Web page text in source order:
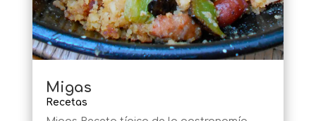
Migas
Recetas